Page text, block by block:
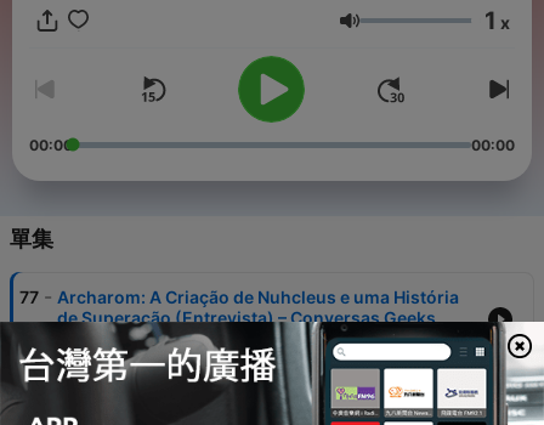
feitos no centro da ação em "Áudio Logs Geeks". Aqui, cada
marcada, mas sempre imperdível.
音量 1 x
00:00 00:00
單集
77 - Archarom: A Criação de Nuhcleus e uma História
de Superação (Entrevista) – Conversas Geeks
30 Jun 2026
76
De "O Velho e a Espada" a "Arcadian Devils"
(Entrevista) – Conversas Geeks